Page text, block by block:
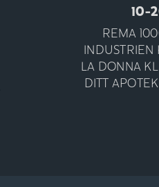
10-
REMA
LA DONNA
DITT